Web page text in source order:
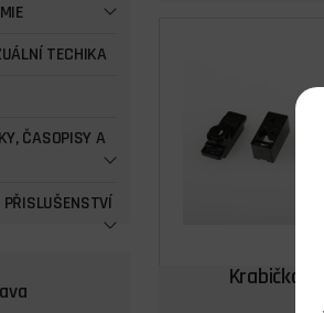
TECHIKA
ČASOPISY A
Krabička